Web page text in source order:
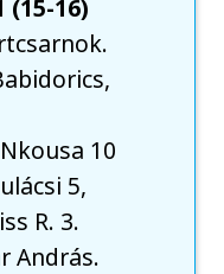
(15-16)
Nkousa 10
5,
R. 3.
András.